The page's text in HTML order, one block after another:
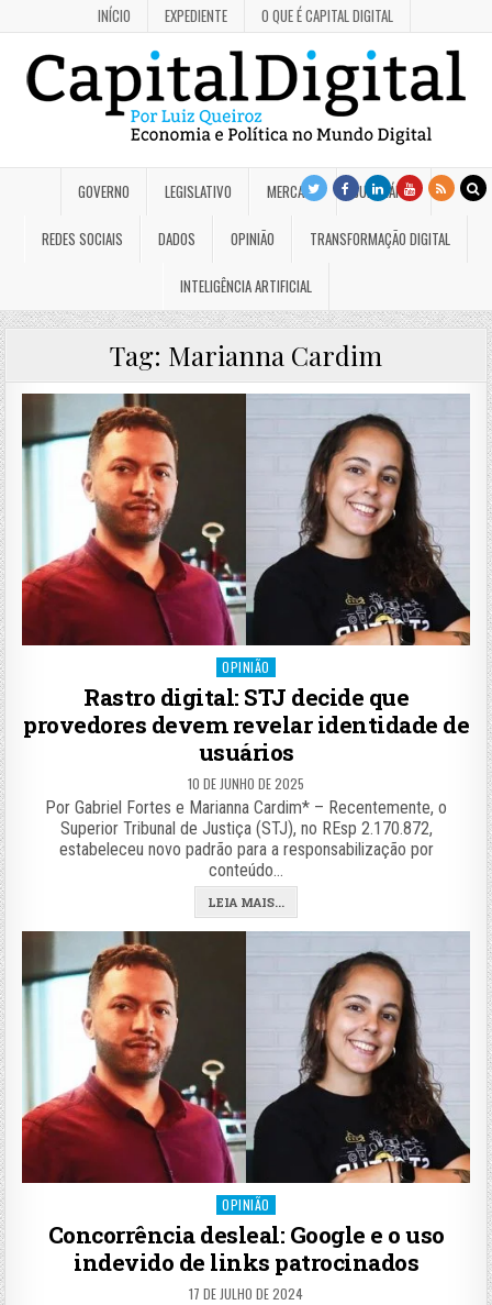
INÍCIO EXPEDIENTE O QUE É CAPITAL DIGITAL
GOVERNO LEGISLATIVO MERCADO JUDICIÁRIO
REDES SOCIAIS DADOS OPINIÃO TRANSFORMAÇÃO DIGITAL
INTELIGÊNCIA ARTIFICIAL
Tag: Marianna Cardim
Posted
OPINIÃO
Rastro digital: STJ decide que
provedores devem revelar identidade de
usuários
10 DE JUNHO DE 2025
Por Gabriel Fortes e Marianna Cardim* – Recentemente, o
Superior Tribunal de Justiça (STJ), no REsp 2.170.872,
estabeleceu novo padrão para a responsabilização por
conteúdo…
LEIA MAIS...
Posted
OPINIÃO
Concorrência desleal: Google e o uso
indevido de links patrocinados
17 DE JULHO DE 2024